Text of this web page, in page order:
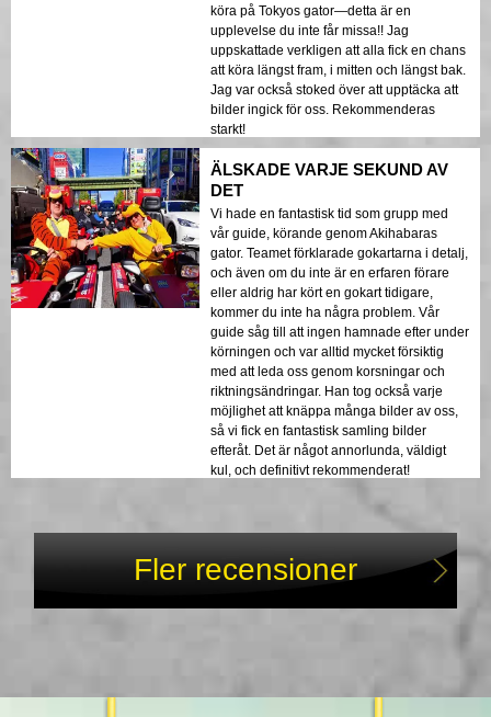
köra på Tokyos gator—detta är en
upplevelse du inte får missa!! Jag
uppskattade verkligen att alla fick en chans
att köra längst fram, i mitten och längst bak.
Jag var också stoked över att upptäcka att
bilder ingick för oss. Rekommenderas
starkt!
ÄLSKADE VARJE SEKUND AV
DET
Vi hade en fantastisk tid som grupp med
vår guide, körande genom Akihabaras
gator. Teamet förklarade gokartarna i detalj,
och även om du inte är en erfaren förare
eller aldrig har kört en gokart tidigare,
kommer du inte ha några problem. Vår
guide såg till att ingen hamnade efter under
körningen och var alltid mycket försiktig
med att leda oss genom korsningar och
riktningsändringar. Han tog också varje
möjlighet att knäppa många bilder av oss,
så vi fick en fantastisk samling bilder
efteråt. Det är något annorlunda, väldigt
kul, och definitivt rekommenderat!
Fler recensioner